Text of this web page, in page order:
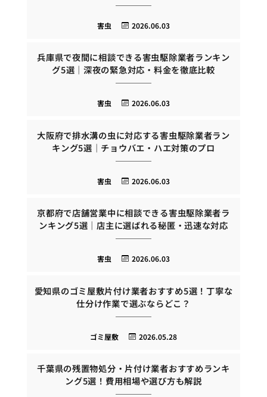
2026.06.03
害虫
兵庫県で夜間に相談できる害虫駆除業者ランキン
グ5選｜深夜の緊急対応・料金を徹底比較
2026.06.03
害虫
大阪府で排水溝の虫に対応する害虫駆除業者ラン
キング5選｜チョウバエ・ハエ対策のプロ
2026.06.03
害虫
京都府で店舗営業中に相談できる害虫駆除業者ラ
ンキング5選｜店主に選ばれる秘匿・迅速な対応
2026.06.03
害虫
愛知県のゴミ屋敷片付け業者おすすめ5選！丁寧な
仕分け作業で選ぶならどこ？
2026.05.28
ゴミ屋敷
千葉県の残置物処分・片付け業者おすすめランキ
ング5選！費用相場や選び方も解説